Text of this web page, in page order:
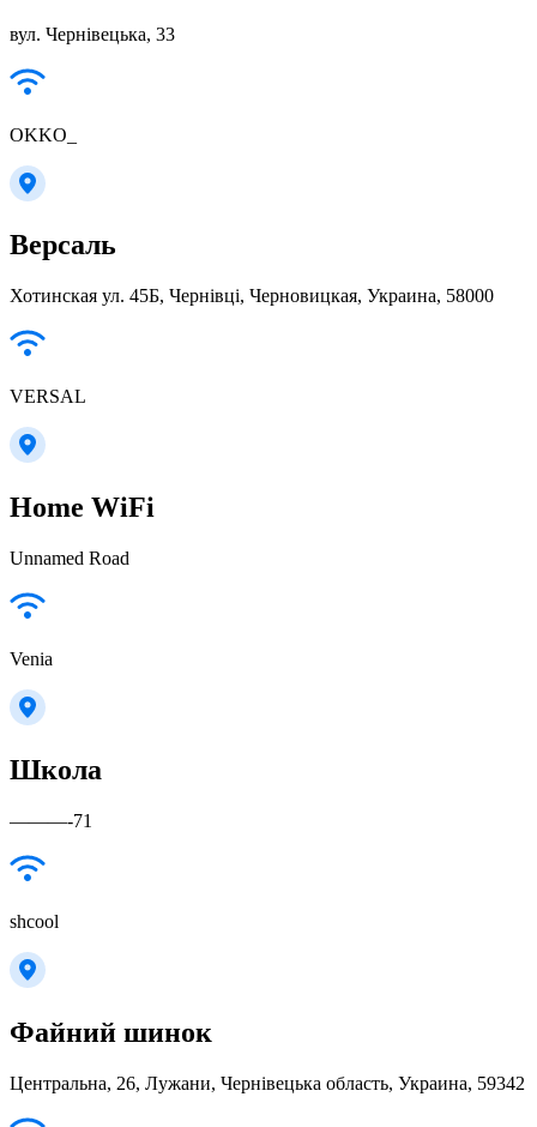
вул. Чернівецька, 33
OKKO_
Версаль
Хотинская ул. 45Б, Чернівці, Черновицкая, Украина, 58000
VERSAL
Home WiFi
Unnamed Road
Venia
Школа
———-71
shcool
Файний шинок
Центральна, 26, Лужани, Чернівецька область, Украина, 59342